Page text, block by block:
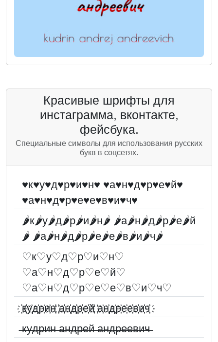
Красивые шрифты для
инстаграмма, вконтакте,
фейсбука.
Специальные символы для использования русских
букв в соцсетях.
♥к♥у♥д♥р♥и♥н♥ ♥а♥н♥д♥р♥е♥й♥
♥а♥н♥д♥р♥е♥е♥в♥и♥ч♥
🌶к🌶у🌶д🌶р🌶и🌶н🌶 🌶а🌶н🌶д🌶р🌶е🌶й
🌶 🌶а🌶н🌶д🌶р🌶е🌶е🌶в🌶и🌶ч🌶
♡к♡у♡д♡р♡и♡н♡
♡а♡н♡д♡р♡е♡й♡
♡а♡н♡д♡р♡е♡е♡в♡и♡ч♡
҉к҉у҉д҉р҉и҉н҉ ҉а҉н҉д҉р҉е҉й҉ ҉а҉н҉д҉р҉е҉е҉в҉и҉ч҉
̶к̶у̶д̶р̶и̶н̶ ̶а̶н̶д̶р̶е̶й̶ ̶а̶н̶д̶р̶е̶е̶в̶и̶ч̶